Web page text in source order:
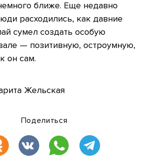
ближе. Еще недавно
расходились, как давние
сумел создать особую
— позитивную, остроумную,
он сам.
Жельская
Поделиться